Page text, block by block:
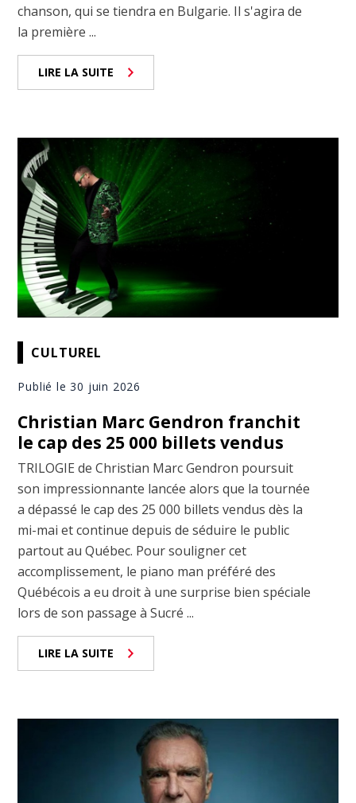
chanson, qui se tiendra en Bulgarie. Il s'agira de
la première ...
LIRE LA SUITE
CULTUREL
Publié le 30 juin 2026
Christian Marc Gendron franchit
le cap des 25 000 billets vendus
TRILOGIE de Christian Marc Gendron poursuit
son impressionnante lancée alors que la tournée
a dépassé le cap des 25 000 billets vendus dès la
mi-mai et continue depuis de séduire le public
partout au Québec. Pour souligner cet
accomplissement, le piano man préféré des
Québécois a eu droit à une surprise bien spéciale
lors de son passage à Sucré ...
LIRE LA SUITE